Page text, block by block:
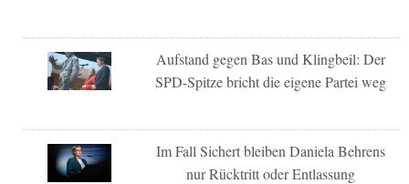
Aufstand gegen Bas und Klingbeil: Der
SPD-Spitze bricht die eigene Partei weg
Im Fall Sichert bleiben Daniela Behrens
nur Rücktritt oder Entlassung